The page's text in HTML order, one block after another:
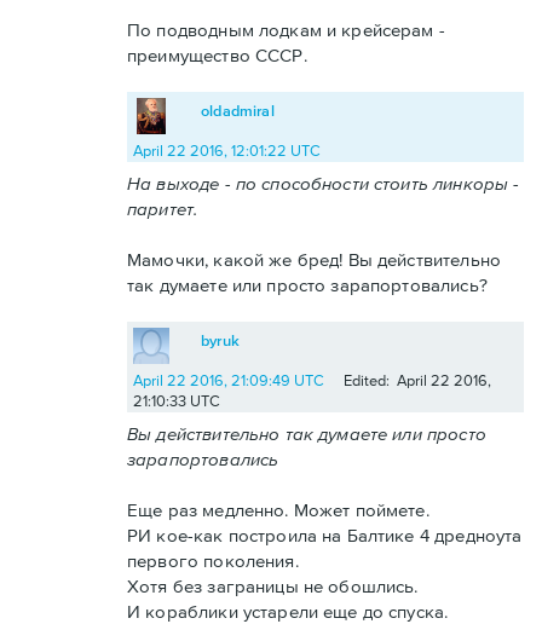
По подводным лодкам и крейсерам -
преимущество СССР.
oldadmiral
April 22 2016, 12:01:22 UTC
На выходе - по способности стоить линкоры -
паритет.
Мамочки, какой же бред! Вы действительно
так думаете или просто зарапортовались?
byruk
April 22 2016, 21:09:49 UTC
Edited: April 22 2016,
21:10:33 UTC
Вы действительно так думаете или просто
зарапортовались
Еще раз медленно. Может поймете.
РИ кое-как построила на Балтике 4 дредноута
первого поколения.
Хотя без заграницы не обошлись.
И кораблики устарели еще до спуска.